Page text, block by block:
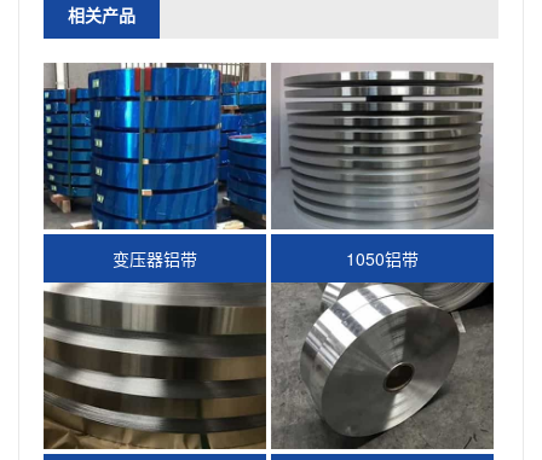
相关产品
变压器铝带 1050铝带